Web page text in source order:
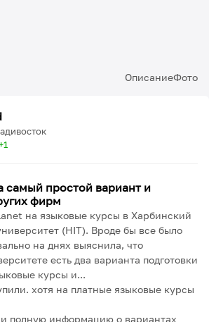
ОписаниеФото
1
самый простой вариант и
фирм
на языковые курсы в Харбинский
(HIT). Вроде бы все было
на днях выяснила, что
есть два варианта подготовки
курсы и...
хотя на платные языковые курсы
полную информацию о вариантах